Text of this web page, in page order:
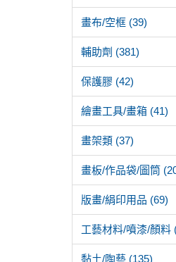
畫布/空框 (39)
輔助劑 (381)
保護膠 (42)
繪畫工具/畫箱 (41)
畫架類 (37)
畫板/作品袋/圖筒
版畫/絹印用品 (69)
工藝材料/噴漆/顏料
黏土/陶藝 (135)